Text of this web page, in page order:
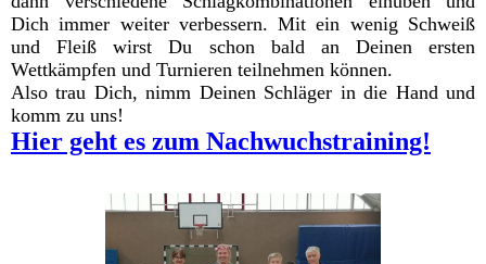
Dich immer weiter verbessern. Mit ein wenig Schweiß
und Fleiß wirst Du schon bald an Deinen ersten
Wettkämpfen und Turnieren teilnehmen können.
Also trau Dich, nimm Deinen Schläger in die Hand und
komm zu uns!
Hier geht es zum Nachwuchstraining!